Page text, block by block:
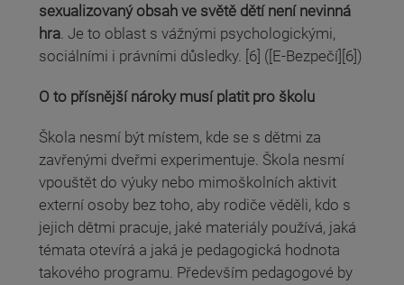
sexualizovaný obsah ve světě dětí není nevinná
hra . Je to oblast s vážnými psychologickými,
sociálními i právními důsledky. [6] ([E-Bezpečí][6])
O to přísnější nároky musí platit pro školu
Škola nesmí být místem, kde se s dětmi za
zavřenými dveřmi experimentuje. Škola nesmí
vpouštět do výuky nebo mimoškolních aktivit
externí osoby bez toho, aby rodiče věděli, kdo s
jejich dětmi pracuje, jaké materiály používá, jaká
témata otevírá a jaká je pedagogická hodnota
takového programu. Především pedagogové by